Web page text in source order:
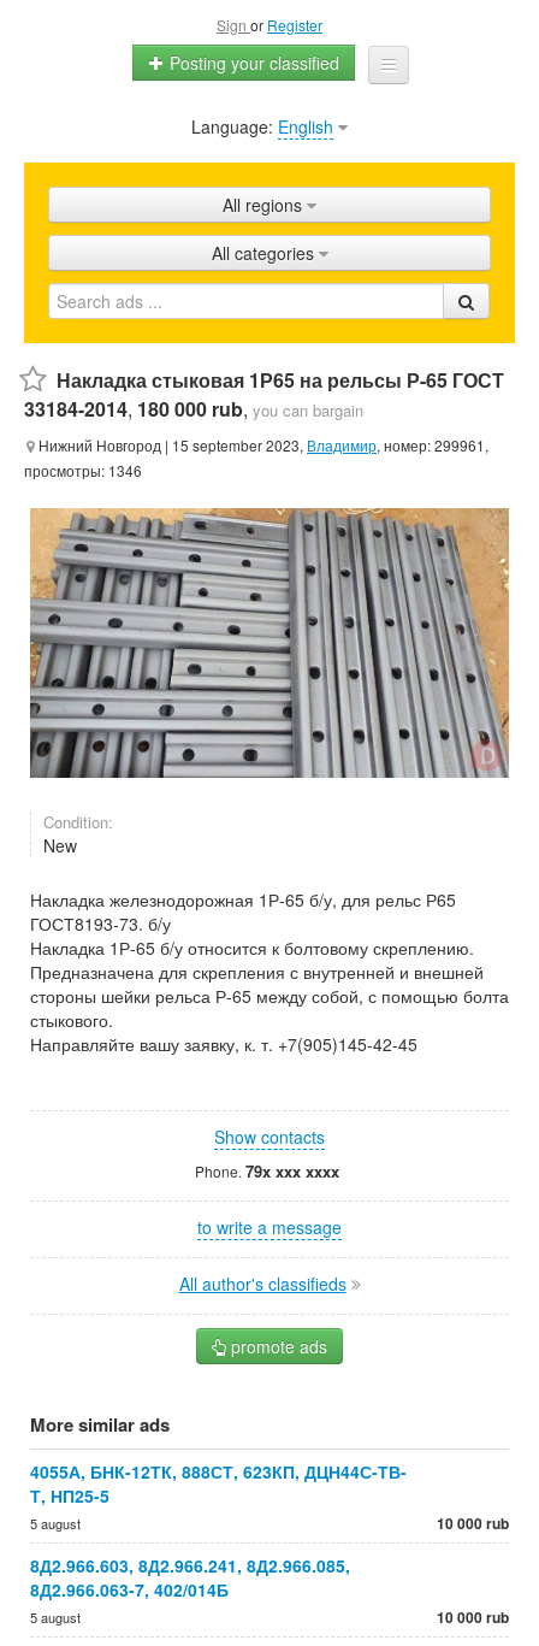
Sign or Register
Posting your classified
Home
Shops
Promotion
FAQ
Blog
Language: English
All regions
All categories
Накладка стыковая 1Р65 на рельсы Р-65 ГОСТ
33184-2014, 180 000 rub, you can bargain
Нижний Новгород | 15 september 2023, Владимир, номер: 299961,
просмотры: 1346
Condition:
New
Накладка железнодорожная 1Р-65 б/у, для рельс Р65
ГОСТ8193-73. б/у
Накладка 1Р-65 б/у относится к болтовому скреплению.
Предназначена для скрепления с внутренней и внешней
стороны шейки рельса Р-65 между собой, с помощью болта
стыкового.
Направляйте вашу заявку, к. т. +7(905)145-42-45
Show contacts
Phone. 79x xxx xxxx
to write a message
All author's classifieds
promote ads
More similar ads
4055А, БНК-12ТК, 888СТ, 623КП, ДЦН44С-ТВ-
Т, НП25-5
5 august 10 000 rub
8Д2.966.603, 8Д2.966.241, 8Д2.966.085,
8Д2.966.063-7, 402/014Б
5 august 10 000 rub